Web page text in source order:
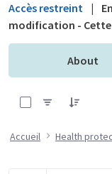
Accès restreint |
modification - Cette
About
Accueil Health